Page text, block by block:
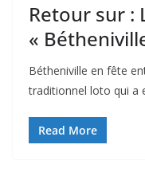
Retour sur :
«
Bétheniville en fête
traditionnel loto qui a
Read More